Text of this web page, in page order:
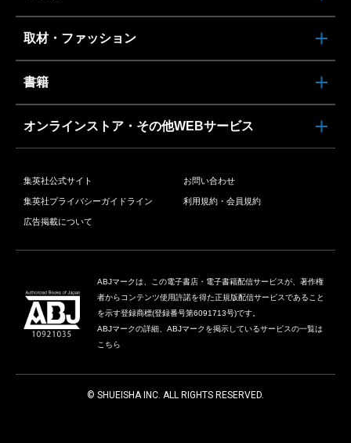
取材・ファッション
書籍
オンラインストア・その他WEBサービス
集英社公式サイト お問い合わせ
集英社プライバシーガイドライン 利用規約・会員規約
広告掲載について
ABJマークは、この電子書店・電子書籍配信サービスが、著作権
者からコンテンツ使用許諾を得た正規版配信サービスであること
を示す登録商標(登録番号第6091713号)です。
ABJマークの詳細、ABJマークを掲示しているサービスの一覧は
こちら
© SHUEISHA INC. ALL RIGHTS RESERVED.